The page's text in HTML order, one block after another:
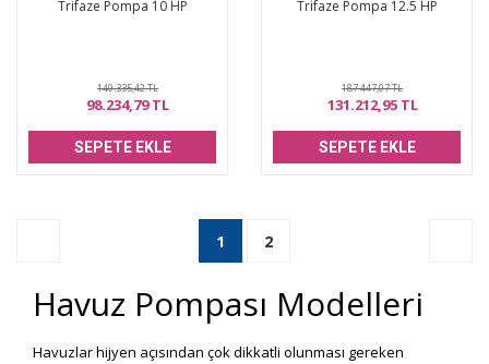
Trifaze Pompa 10 HP
140.335,42 TL
98.234,79 TL
SEPETE EKLE
Trifaze Pompa 12.5 HP
187.447,07 TL
131.212,95 TL
SEPETE EKLE
1 2
Havuz Pompası Modelleri
Havuzlar hijyen açısından çok dikkatli olunması gereken